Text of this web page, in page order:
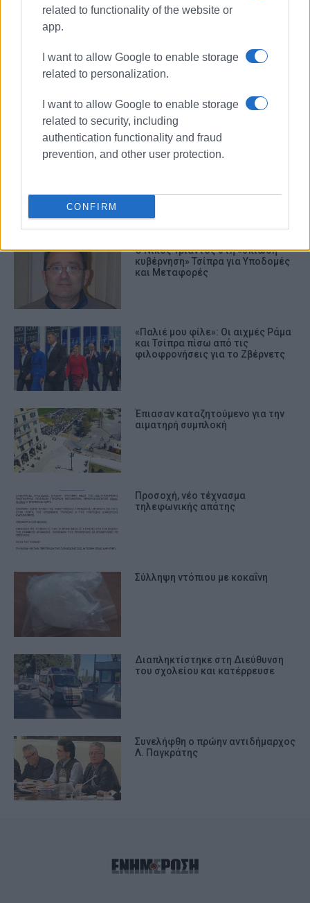
related to functionality of the website or
app.
I want to allow Google to enable storage
related to personalization.
I want to allow Google to enable storage
related to security, including
authentication functionality and fraud
prevention, and other user protection.
CONFIRM
επεισόδιο
Ο Νίκος Τρίαντος στη «σκιώδη
κυβέρνηση» Τσίπρα για Υποδομές
και Μεταφορές
«Παλιέ μου φίλε»: Οι αιχμές Ράμα
και Τσίπρα πίσω από τις
φιλοφρονήσεις για το Ζβέρνετς
Έπιασαν καταζητούμενο για την
αιματηρή συμπλοκή
Προσοχή, νέο τέχνασμα
τηλεφωνικής απάτης
Σύλληψη ντόπιου με κοκαΐνη
Διαπληκτίστηκε στη Διεύθυνση
του σχολείου και κατέρρευσε
Συνελήφθη ο πρώην αντιδήμαρχος
Λ. Παγκράτης